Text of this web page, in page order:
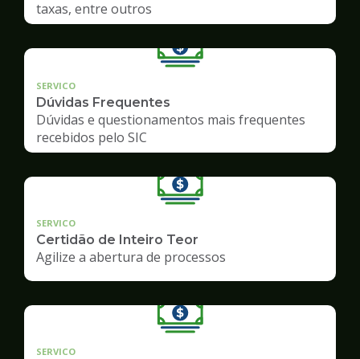
taxas, entre outros
SERVICO
Dúvidas Frequentes
Dúvidas e questionamentos mais frequentes
recebidos pelo SIC
SERVICO
Certidão de Inteiro Teor
Agilize a abertura de processos
SERVICO